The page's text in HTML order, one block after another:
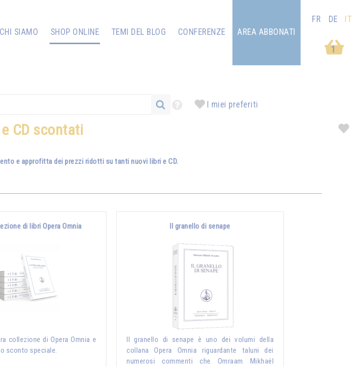
CHI SIAMO SHOP ONLINE TEMI DEL BLOG
CONFERENZE
1
AREA ABBONATI
FR DE IT
I miei preferiti
CD scontati
e approfitta dei prezzi ridotti su tanti nuovi libri e CD.
di libri Opera Omnia
collezione di Opera Omnia e
sconto speciale.
Il granello di senape
Il granello di senape è uno dei volumi della
collana Opera Omnia riguardante taluni dei
numerosi commenti che Omraam Mikhaël